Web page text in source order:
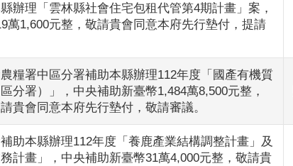
辦理「雲林縣社會住宅包租代管第4期計畫」案，
萬1,600元整，敬請貴會同意本府先行墊付，提請
糧署中區分署補助本縣辦理112年度「國產有機質
分署）」，中央補助新臺幣1,484萬8,500元整，
貴會同意本府先行墊付，敬請審議。
助本縣辦理112年度「養鹿產業結構調整計畫」及
務計畫」，中央補助新臺幣31萬4,000元整，敬請貴